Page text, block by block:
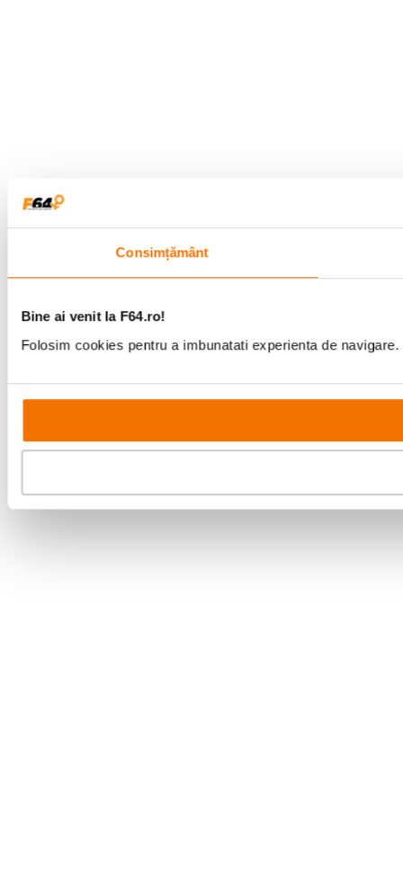
Consimțământ
Bine ai venit la F64.ro!
Folosim cookies pentru a imbunatati experienta de